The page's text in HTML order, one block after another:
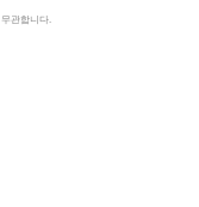
관합니다.